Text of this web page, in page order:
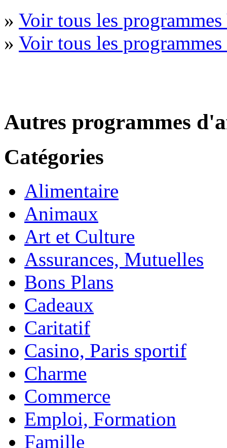
» Voir tous les
» Voir tous les
Autres programmes
Catégories
Alimentaire
Animaux
Art et Culture
Assurances, Mutuelles
Bons Plans
Cadeaux
Caritatif
Casino, Paris sportif
Charme
Commerce
Emploi, Formation
Famille